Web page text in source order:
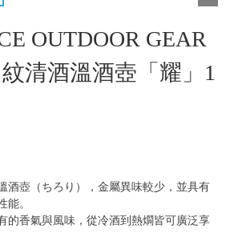
OUTDOOR GEAR
清酒溫酒壺「耀」1
酒壺（ちろり），金屬異味較少，並具有
。
的香氣與風味，從冷酒到熱燗皆可廣泛享